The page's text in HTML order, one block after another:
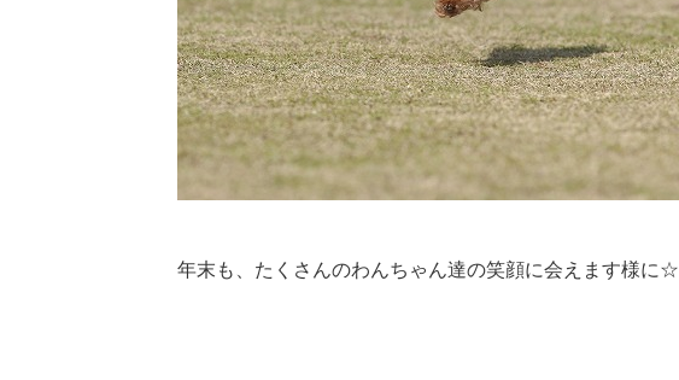
年末も、たくさんのわんちゃん達の笑顔に会えます様に☆